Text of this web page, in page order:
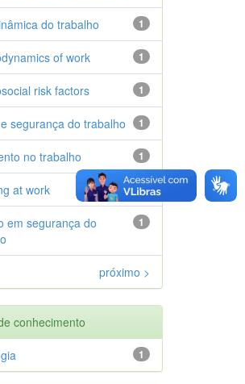
1
do trabalho
1
of work
1
risk factors
1
segurança do trabalho
1
no trabalho
1
at work
1
em segurança do
próximo >
conhecimento
1